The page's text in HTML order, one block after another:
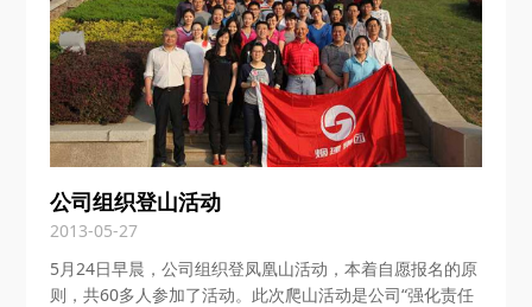
公司组织登山活动
2013-05-27
5月24日早晨，公司组织登凤凰山活动，本着自愿报名的原
则，共60多人参加了活动。此次爬山活动是公司“强化责任